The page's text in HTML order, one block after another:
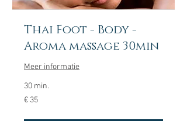
Thai Foot - Body -
Aroma massage 30min
Meer informatie
30 min.
35
euro
€ 35